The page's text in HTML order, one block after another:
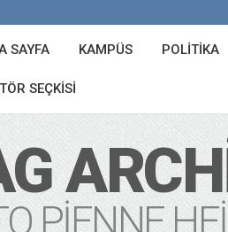
SAYFA KAMPÜS POLITIKA
SEÇKISI
PIENNE